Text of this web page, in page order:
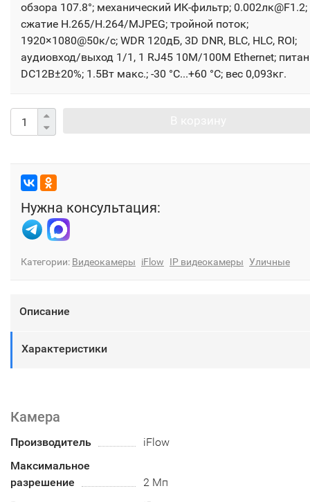
обзора 107.8°; механический ИК-фильтр; 0.002лк@F1.2;
сжатие H.265/H.264/MJPEG; тройной поток;
1920×1080@50к/с; WDR 120дБ, 3D DNR, BLC, HLC, ROI;
аудиовход/выход 1/1, 1 RJ45 10M/100M Ethernet;
DC12В±20%; 1.5Вт макс.; -30 °C...+60 °C; вес 0,093кг.
Нужна консультация:
Категории: Видеокамеры iFlow IP видеокамеры Уличные
Описание
Характеристики
Камера
Производитель
iFlow
Максимальное
разрешение
2 Мп